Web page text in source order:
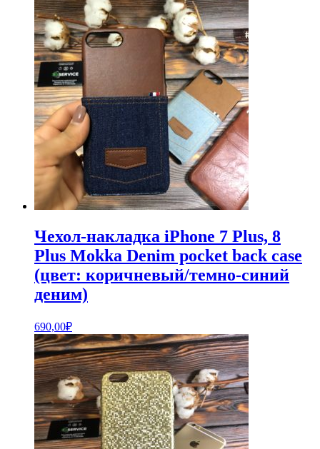
Чехол-накладка iPhone 7 Plus, 8
Plus Mokka Denim pocket back case
(цвет: коричневый/темно-синий
деним)
690,00₽